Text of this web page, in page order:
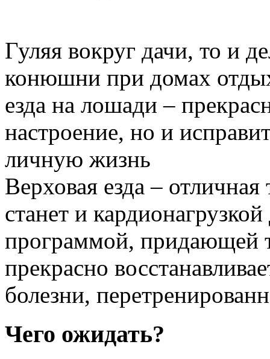
Гуляя вокруг дачи, то и
конюшни при домах
езда на лошади –
настроение, но и
личную жизнь
Верховая езда –
станет и
программой, придающей
прекрасно
болезни,
Чего ожидать?